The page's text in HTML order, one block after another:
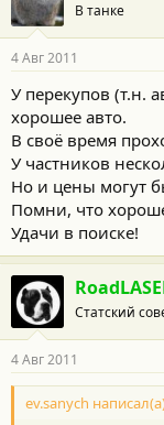
В танке
4 Авг 2011
У перекупов (т.н.
хорошее авто.
В своё время
У частников
Но и цены могут
Помни, что
Удачи в поиске!
Статский
4 Авг 2011
ev.sanych